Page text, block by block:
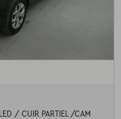
/ CUIR PARTIEL /CAM